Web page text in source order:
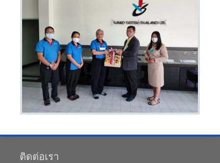
ติดต่อเรา